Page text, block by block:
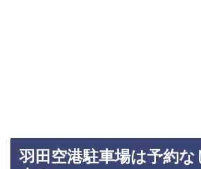
羽田空港駐車場は予約な